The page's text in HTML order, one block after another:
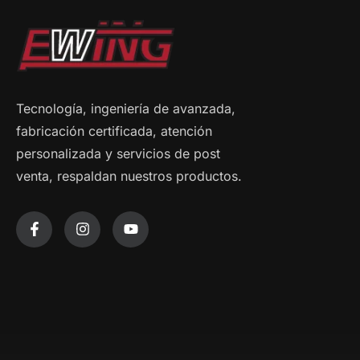
Tecnología, ingeniería de avanzada,
fabricación certificada, atención
personalizada y servicios de post
venta, respaldan nuestros productos.